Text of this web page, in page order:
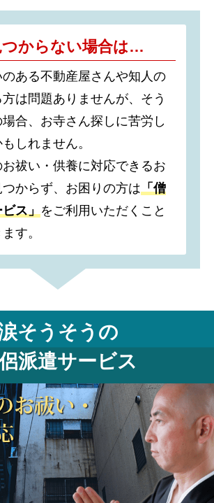
つからない場合は…
ある不動産屋さんや知人の
は問題ありませんが、そう
合、お寺さん探しに苦労し
しれません。
祓い・供養に対応できるお
からず、お困りの方は「僧
ス」をご利用いただくこと
す。
そうそうの
派遣サービス